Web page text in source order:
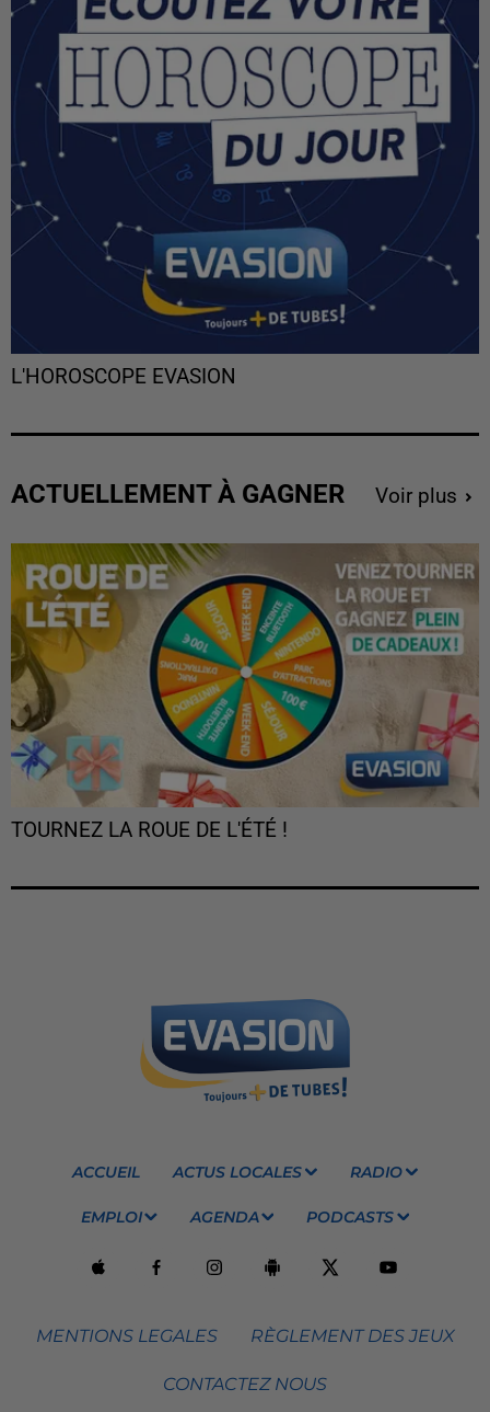
L'HOROSCOPE EVASION
ACTUELLEMENT À GAGNER Voir plus
TOURNEZ LA ROUE DE L'ÉTÉ !
ACCUEIL ACTUS LOCALES RADIO
EMPLOI AGENDA PODCASTS
MENTIONS LEGALES RÈGLEMENT DES JEUX
CONTACTEZ NOUS